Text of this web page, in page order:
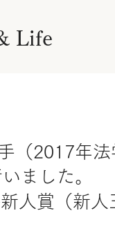
Life
（2017年
ました。
人賞（新